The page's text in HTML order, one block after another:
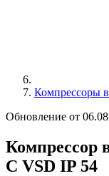
Компрессоры
Обновление от
Компрессор
C VSD IP 54